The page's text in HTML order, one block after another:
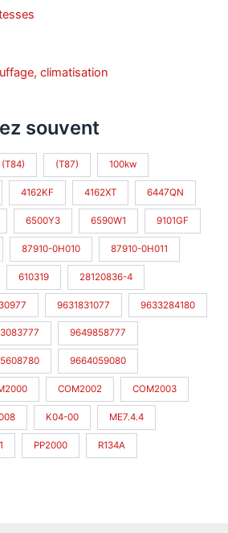
climatisation
souvent
(T84) (T87) 100kw
4162KF 4162XT 6447QN
6500Y3 6590W1 9101GF
87910-0H010 87910-0H011
610319 28120836-4
9631831077 9633284180
9649858777
9664059080
COM2002 COM2003
K04-00 ME7.4.4
PP2000 R134A